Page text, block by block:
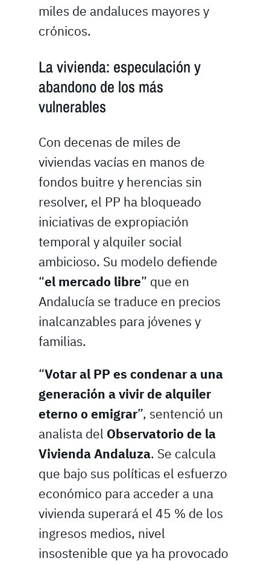
miles de andaluces mayores y
crónicos.
La vivienda: especulación y
abandono de los más
vulnerables
Con decenas de miles de
viviendas vacías en manos de
fondos buitre y herencias sin
resolver, el PP ha bloqueado
iniciativas de expropiación
temporal y alquiler social
ambicioso. Su modelo defiende
“el mercado libre” que en
Andalucía se traduce en precios
inalcanzables para jóvenes y
familias.
“Votar al PP es condenar a una
generación a vivir de alquiler
eterno o emigrar”, sentenció un
analista del Observatorio de la
Vivienda Andaluza. Se calcula
que bajo sus políticas el esfuerzo
económico para acceder a una
vivienda superará el 45 % de los
ingresos medios, nivel
insostenible que ya ha provocado